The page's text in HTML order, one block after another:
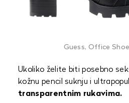
Guess, Office
Ukoliko želite biti posebno
kožnu pencil suknju i
transparentnim rukavima.